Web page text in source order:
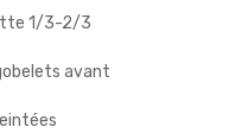
1/3-2/3
avant